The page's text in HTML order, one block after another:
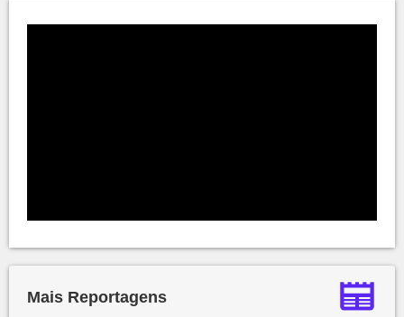
Mais Reportagens